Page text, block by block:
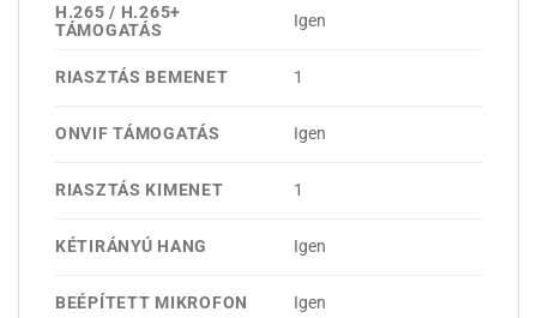
H.265 / H.265+
TÁMOGATÁS
Igen
RIASZTÁS BEMENET 1
ONVIF TÁMOGATÁS Igen
RIASZTÁS KIMENET 1
KÉTIRÁNYÚ HANG Igen
BEÉPÍTETT MIKROFON Igen